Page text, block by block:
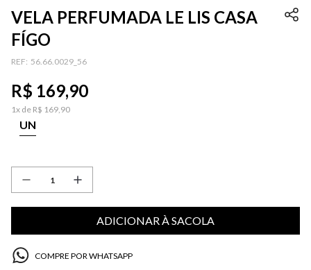
VELA PERFUMADA LE LIS CASA
FÍGO
: 56.66.0029_56
R$ 169,90
1x de R$ 169,90
UN
ADICIONAR À SACOLA
COMPRE POR WHATSAPP